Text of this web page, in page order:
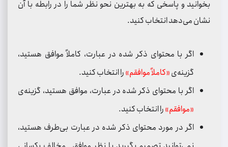
بخوانید و پاسخی که به بهترین نحو نظر شما را در رابطه با آن
نشان می‌دهد انتخاب کنید.
اگر با محتوای ذکر شده در عبارت، کاملاً موافق هستید،
گزینه‌ی«کاملاً موافقم»را انتخاب کنید.
اگر با محتوای ذکر شده در عبارت، موافق هستید، گزینه‌ی
«موافقم»را انتخاب کنید.
اگر در مورد محتوای ذکر شده در عبارت بی‌طرف هستید،